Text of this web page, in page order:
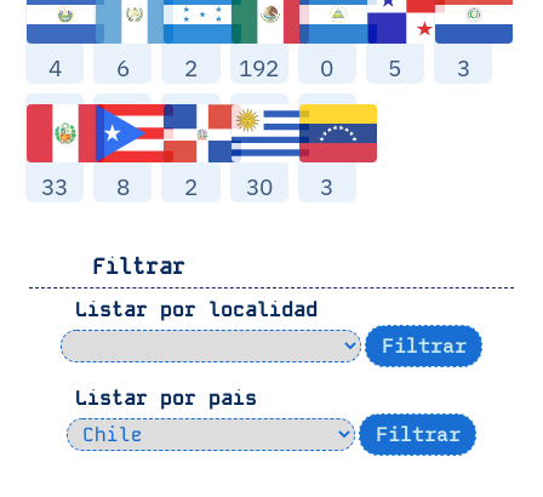
4 6 2 192 0 5 3
33 8 2 30 3
Filtrar
Listar por localidad
Listar por pais